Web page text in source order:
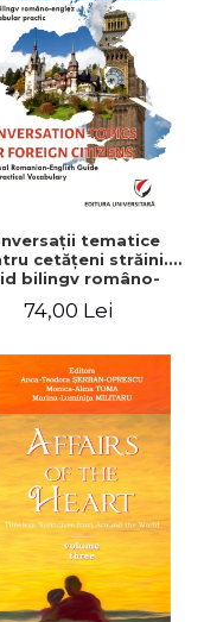
tematice
cetăţeni străini.
bilingv româno-
Conversation
Romanian-English
with practical
vocabulary
74,00 Lei